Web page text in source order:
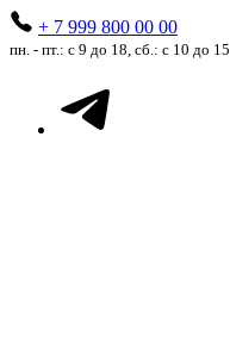
+ 7 999 800 00 00
пн. - пт.: с 9 до 18, сб.: с 10 до 15